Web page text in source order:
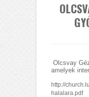
Olcsvay
amelyek
http://ch
halalara.pdf